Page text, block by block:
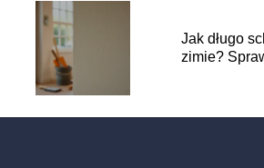
Jak długo
zimie?